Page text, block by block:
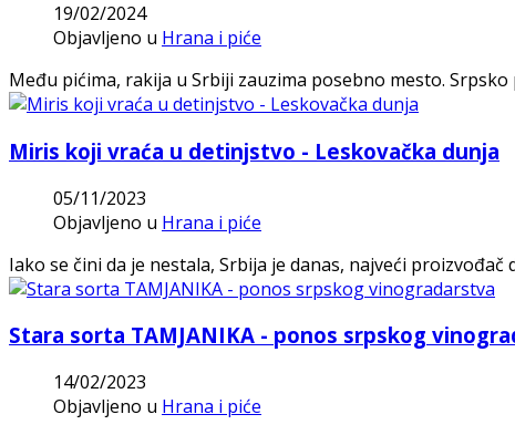
19/02/2024
Objavljeno u Hrana i piće
Među pićima, rakija u Srbiji zauzima posebno mesto.
Miris koji vraća u detinjstvo - Leskovačka dunja
05/11/2023
Objavljeno u Hrana i piće
Iako se čini da je nestala, Srbija je danas, najveći
Stara sorta TAMJANIKA - ponos srpskog
14/02/2023
Objavljeno u Hrana i piće